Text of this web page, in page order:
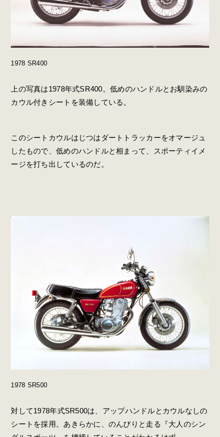
1978 SR400
上の写真は1978年式SR400。低めのハンドルとお馴染みの
カウル付きシートを装備している。
このシートカウルはじつはダートトラッカーをオマージュ
したもので、低めのハンドルと相まって、スポーティイメ
ージを打ち出しているのだ。
1978 SR500
対して1978年式SR500は、アップハンドルとカウルなしの
シートを採用。あきらかに、のんびりと走る『大人のシン